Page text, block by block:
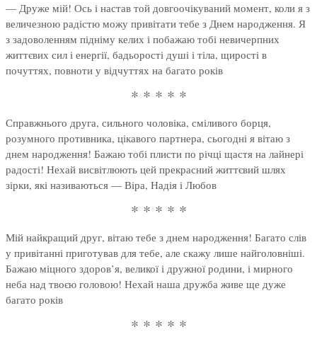
— Друже мій! Ось і настав той довгоочікуваний момент, коли я з
величезною радістю можу привітати тебе з Днем народження. Я
з задоволенням підніму келих і побажаю тобі невичерпних
життєвих сил і енергії, бадьорості душі і тіла, щирості в
почуттях, повноти у відчуттях на багато років
* * * * *
Справжнього друга, сильного чоловіка, сміливого борця,
розумного противника, цікавого партнера, сьогодні я вітаю з
днем народження! Бажаю тобі плисти по річці щастя на лайнері
радості! Нехай висвітлюють цей прекрасний життєвий шлях
зірки, які називаються — Віра, Надія і Любов
* * * * *
Мій найкращий друг, вітаю тебе з днем народження! Багато слів
у привітанні приготував для тебе, але скажу лише найголовніші.
Бажаю міцного здоров’я, великої і дружної родини, і мирного
неба над твоєю головою! Нехай наша дружба живе ще дуже
багато років
* * * * *